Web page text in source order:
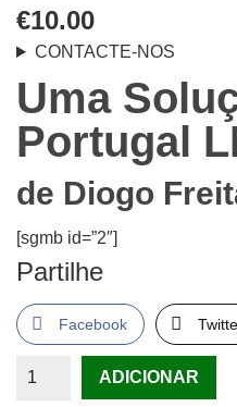
€10.00
CONTACTE-NOS
Uma
Portugal
de Diogo
[sgmb id=”2″]
Partilhe
Facebook
QuantidadeADICIONAR